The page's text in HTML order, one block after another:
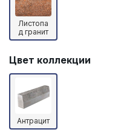
Листопа
д гранит
Цвет коллекции
Антрацит